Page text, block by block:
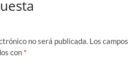
no será publicada. Los campos
con *